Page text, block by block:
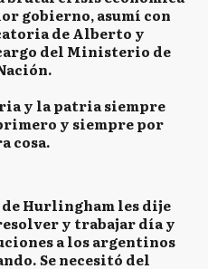
gobierno, asumí con
de Alberto y
del Ministerio de
y la patria siempre
y siempre por
cosa.
Hurlingham les dije
y trabajar día y
a los argentinos
Se necesitó del